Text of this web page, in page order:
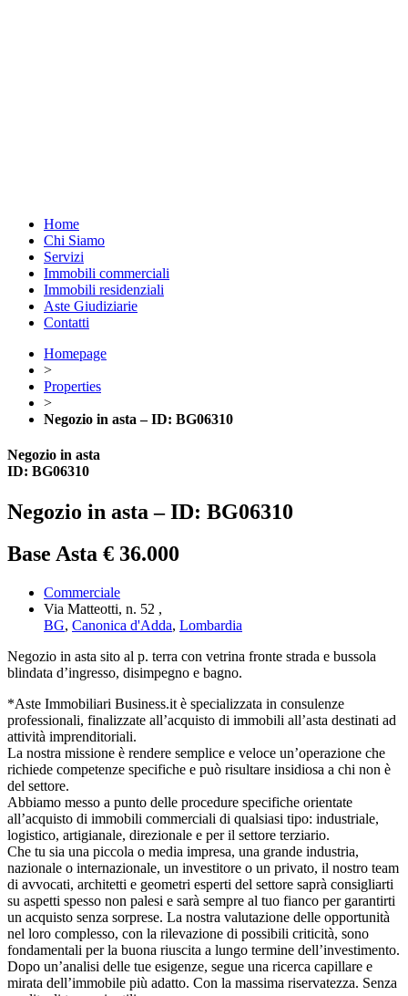
Home
Chi Siamo
Servizi
Immobili commerciali
Immobili residenziali
Aste Giudiziarie
Contatti
Homepage
>
Properties
>
Negozio in asta – ID: BG06310
Negozio in asta
ID: BG06310
Negozio in asta – ID: BG06310
Base Asta € 36.000
Commerciale
Via Matteotti, n. 52 ,
BG, Canonica d'Adda, Lombardia
Negozio in asta sito al p. terra con vetrina fronte strada e bussola
blindata d’ingresso, disimpegno e bagno.
*Aste Immobiliari Business.it è specializzata in consulenze
professionali, finalizzate all’acquisto di immobili all’asta destinati ad
attività imprenditoriali.
La nostra missione è rendere semplice e veloce un’operazione che
richiede competenze specifiche e può risultare insidiosa a chi non è
del settore.
Abbiamo messo a punto delle procedure specifiche orientate
all’acquisto di immobili commerciali di qualsiasi tipo: industriale,
logistico, artigianale, direzionale e per il settore terziario.
Che tu sia una piccola o media impresa, una grande industria,
nazionale o internazionale, un investitore o un privato, il nostro team
di avvocati, architetti e geometri esperti del settore saprà consigliarti
su aspetti spesso non palesi e sarà sempre al tuo fianco per garantirti
un acquisto senza sorprese. La nostra valutazione delle opportunità
nel loro complesso, con la rilevazione di possibili criticità, sono
fondamentali per la buona riuscita a lungo termine dell’investimento.
Dopo un’analisi delle tue esigenze, segue una ricerca capillare e
mirata dell’immobile più adatto. Con la massima riservatezza. Senza